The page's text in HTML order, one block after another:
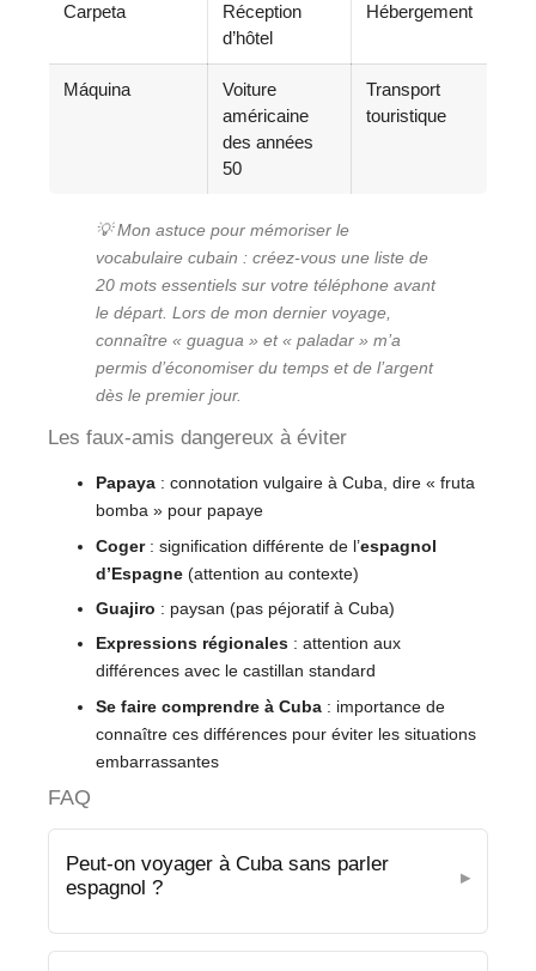
Carpeta
Réception
d’hôtel
Hébergement
Máquina
Voiture
américaine
des années
50
Transport
touristique
💡 Mon astuce pour mémoriser le
vocabulaire cubain : créez-vous une liste de
20 mots essentiels sur votre téléphone avant
le départ. Lors de mon dernier voyage,
connaître « guagua » et « paladar » m’a
permis d’économiser du temps et de l’argent
dès le premier jour.
Les faux-amis dangereux à éviter
Papaya : connotation vulgaire à Cuba, dire « fruta
bomba » pour papaye
Coger: signification différente de l’espagnol
d’Espagne (attention au contexte)
Guajiro : paysan (pas péjoratif à Cuba)
Expressions régionales : attention aux
différences avec le castillan standard
Se faire comprendre à Cuba : importance de
connaître ces différences pour éviter les situations
embarrassantes
FAQ
Peut-on voyager à Cuba sans parler
espagnol ?